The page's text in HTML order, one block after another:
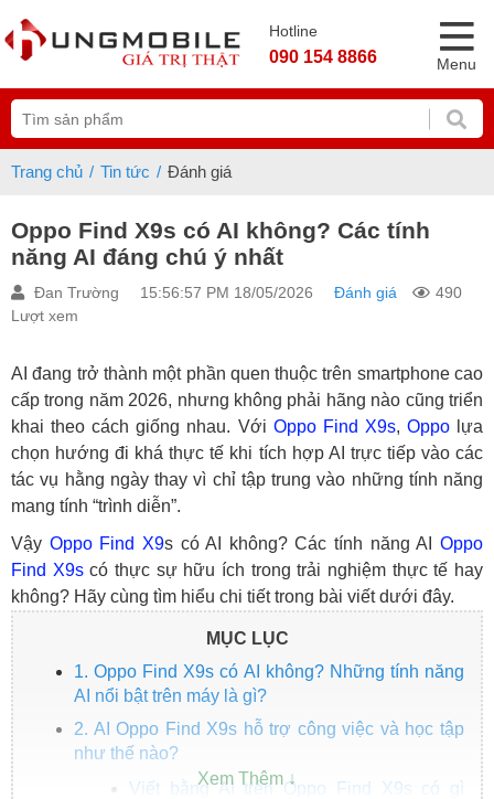
Hotline
090 154 8866 Menu
Trang chủ Tin tức Đánh giá
Oppo Find X9s có AI không? Các tính
năng AI đáng chú ý nhất
Đan Trường 15:56:57 PM 18/05/2026 Đánh giá
490
Lượt xem
AI đang trở thành một phần quen thuộc trên smartphone cao
cấp trong năm 2026, nhưng không phải hãng nào cũng triển
khai theo cách giống nhau. Với Oppo Find X9s, Oppolựa
chọn hướng đi khá thực tế khi tích hợp AI trực tiếp vào các
tác vụ hằng ngày thay vì chỉ tập trung vào những tính năng
mang tính “trình diễn”.
Vậy Oppo Find X9s có AI không? Các tính năng AIOppo
Find X9scó thực sự hữu ích trong trải nghiệm thực tế hay
không? Hãy cùng tìm hiểu chi tiết trong bài viết dưới đây.
MỤC LỤC
1. Oppo Find X9s có AI không? Những tính năng
AI nổi bật trên máy là gì?
2. AI Oppo Find X9s hỗ trợ công việc và học tập
như thế nào?
Viết bằng AI trên Oppo Find X9s có gì